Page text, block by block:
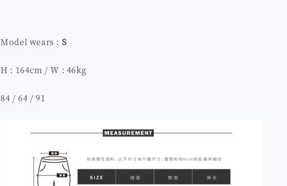
Model wears : S
H : 164cm / W : 46kg
84 / 64 / 91